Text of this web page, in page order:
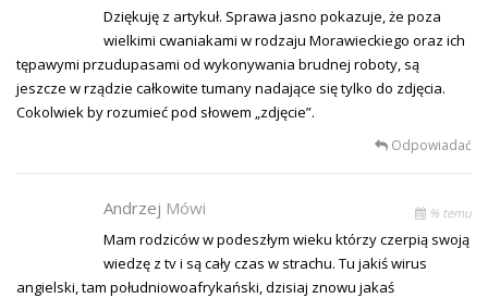
Dziękuję z artykuł. Sprawa jasno pokazuje, że poza
wielkimi cwaniakami w rodzaju Morawieckiego oraz ich
tępawymi przudupasami od wykonywania brudnej roboty, są
jeszcze w rządzie całkowite tumany nadające się tylko do zdjęcia.
Cokolwiek by rozumieć pod słowem „zdjęcie”.
Odpowiadać
Andrzej Mówi % temu
Mam rodziców w podeszłym wieku którzy czerpią swoją
wiedzę z tv i są cały czas w strachu. Tu jakiś wirus
angielski, tam południowoafrykański, dzisiaj znowu jakaś